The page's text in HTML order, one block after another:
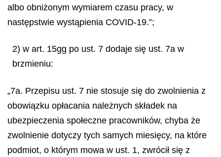
albo obniżonym wymiarem czasu pracy, w
następstwie wystąpienia COVID-19.”;
2) w art. 15gg po ust. 7 dodaje się ust. 7a w
brzmieniu:
„7a. Przepisu ust. 7 nie stosuje się do zwolnienia z
obowiązku opłacania należnych składek na
ubezpieczenia społeczne pracowników, chyba że
zwolnienie dotyczy tych samych miesięcy, na które
podmiot, o którym mowa w ust. 1, zwrócił się z